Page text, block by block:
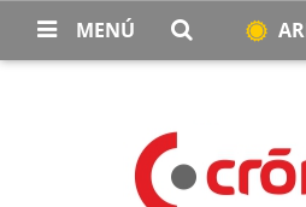
MENÚ